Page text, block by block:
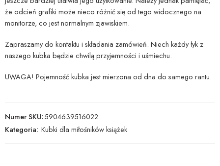
że odcień grafiki może nieco różnić się od tego widocznego na
monitorze, co jest normalnym zjawiskiem.
Zapraszamy do kontaktu i składania zamówień. Niech każdy łyk z
naszego kubka będzie chwilą przyjemności i uśmiechu.
UWAGA! Pojemność kubka jest mierzona od dna do samego rantu.
Numer SKU:5904639516022
Kategoria: Kubki dla miłośników książek